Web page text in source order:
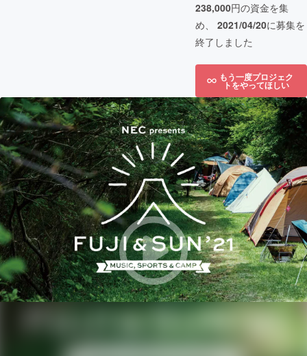
238,000円の資金を集
め、 2021/04/20に募集を
終了しました
もう一度プロジェク
トをやってほしい